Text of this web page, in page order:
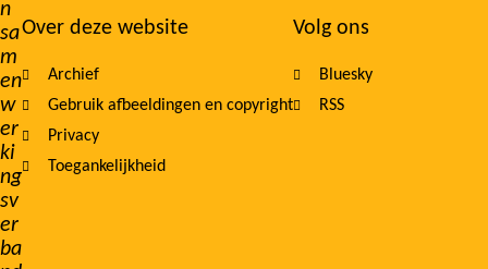
n
sa
m
en
w
er
ki
ng
sv
er
ba
Over deze website
Archief
Gebruik afbeeldingen en copyright
Privacy
Toegankelijkheid
Volg ons
Bluesky
RSS